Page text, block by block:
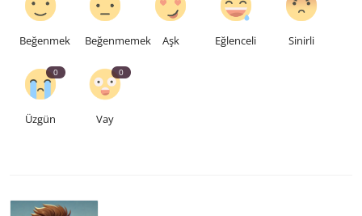
Beğenmek Beğenmemek Aşk Eğlenceli Sinirli
0
Üzgün
0
Vay